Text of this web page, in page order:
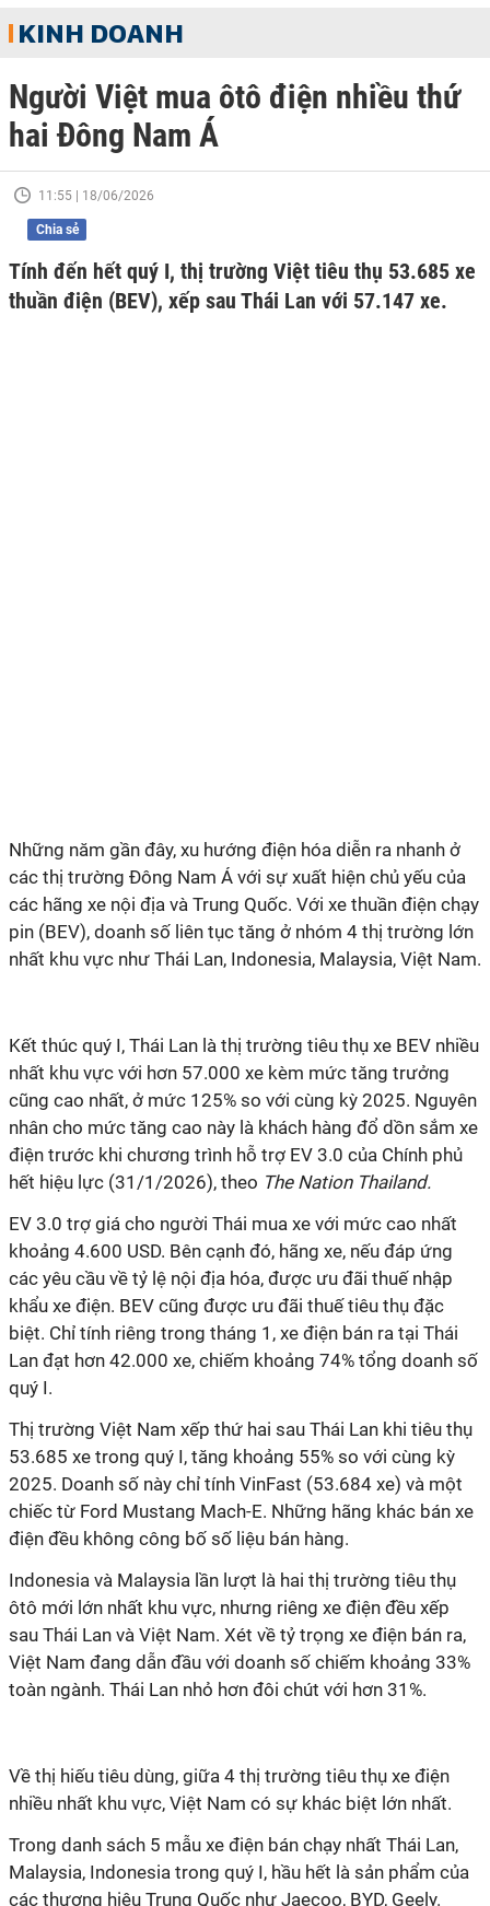
KINH DOANH
Người Việt mua ôtô điện nhiều thứ
hai Đông Nam Á
11:55 | 18/06/2026
Chia sẻ
Tính đến hết quý I, thị trường Việt tiêu thụ 53.685 xe
thuần điện (BEV), xếp sau Thái Lan với 57.147 xe.
Những năm gần đây, xu hướng điện hóa diễn ra nhanh ở
các thị trường Đông Nam Á với sự xuất hiện chủ yếu của
các hãng xe nội địa và Trung Quốc. Với xe thuần điện chạy
pin (BEV), doanh số liên tục tăng ở nhóm 4 thị trường lớn
nhất khu vực như Thái Lan, Indonesia, Malaysia, Việt Nam.
Kết thúc quý I, Thái Lan là thị trường tiêu thụ xe BEV nhiều
nhất khu vực với hơn 57.000 xe kèm mức tăng trưởng
cũng cao nhất, ở mức 125% so với cùng kỳ 2025. Nguyên
nhân cho mức tăng cao này là khách hàng đổ dồn sắm xe
điện trước khi chương trình hỗ trợ EV 3.0 của Chính phủ
hết hiệu lực (31/1/2026), theo The Nation Thailand.
EV 3.0 trợ giá cho người Thái mua xe với mức cao nhất
khoảng 4.600 USD. Bên cạnh đó, hãng xe, nếu đáp ứng
các yêu cầu về tỷ lệ nội địa hóa, được ưu đãi thuế nhập
khẩu xe điện. BEV cũng được ưu đãi thuế tiêu thụ đặc
biệt. Chỉ tính riêng trong tháng 1, xe điện bán ra tại Thái
Lan đạt hơn 42.000 xe, chiếm khoảng 74% tổng doanh số
quý I.
Thị trường Việt Nam xếp thứ hai sau Thái Lan khi tiêu thụ
53.685 xe trong quý I, tăng khoảng 55% so với cùng kỳ
2025. Doanh số này chỉ tính VinFast (53.684 xe) và một
chiếc từ Ford Mustang Mach-E. Những hãng khác bán xe
điện đều không công bố số liệu bán hàng.
Indonesia và Malaysia lần lượt là hai thị trường tiêu thụ
ôtô mới lớn nhất khu vực, nhưng riêng xe điện đều xếp
sau Thái Lan và Việt Nam. Xét về tỷ trọng xe điện bán ra,
Việt Nam đang dẫn đầu với doanh số chiếm khoảng 33%
toàn ngành. Thái Lan nhỏ hơn đôi chút với hơn 31%.
Về thị hiếu tiêu dùng, giữa 4 thị trường tiêu thụ xe điện
nhiều nhất khu vực, Việt Nam có sự khác biệt lớn nhất.
Trong danh sách 5 mẫu xe điện bán chạy nhất Thái Lan,
Malaysia, Indonesia trong quý I, hầu hết là sản phẩm của
các thương hiệu Trung Quốc như Jaecoo, BYD, Geely.